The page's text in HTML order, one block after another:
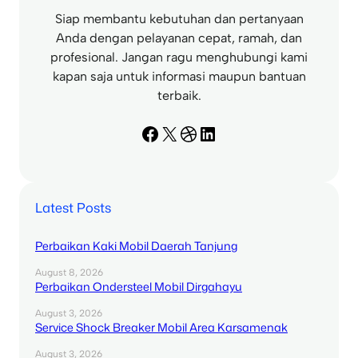
Siap membantu kebutuhan dan pertanyaan
Anda dengan pelayanan cepat, ramah, dan
profesional. Jangan ragu menghubungi kami
kapan saja untuk informasi maupun bantuan
terbaik.
Facebook X Dribbble LinkedIn
Latest Posts
Perbaikan Kaki Mobil Daerah Tanjung
August 8, 2026
Perbaikan Ondersteel Mobil Dirgahayu
August 3, 2026
Service Shock Breaker Mobil Area Karsamenak
August 3, 2026